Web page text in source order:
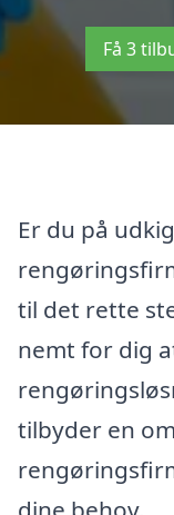
Få 3
Er du på
til det rette
nemt for dig
tilbyder en